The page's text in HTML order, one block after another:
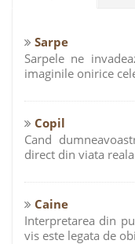
Sarpe
Sarpele ne
imaginile onirice
Copil
Cand
direct din viata
Caine
Interpretarea din
vis este legata de